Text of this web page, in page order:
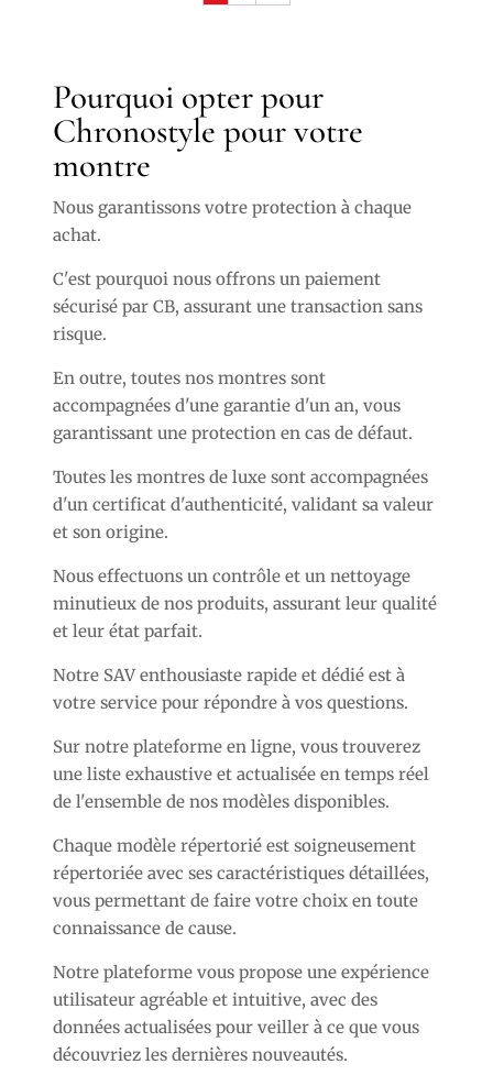
Pourquoi opter pour
Chronostyle pour votre
montre
Nous garantissons votre protection à chaque
achat.
C'est pourquoi nous offrons un paiement
sécurisé par CB, assurant une transaction sans
risque.
En outre, toutes nos montres sont
accompagnées d'une garantie d'un an, vous
garantissant une protection en cas de défaut.
Toutes les montres de luxe sont accompagnées
d'un certificat d'authenticité, validant sa valeur
et son origine.
Nous effectuons un contrôle et un nettoyage
minutieux de nos produits, assurant leur qualité
et leur état parfait.
Notre SAV enthousiaste rapide et dédié est à
votre service pour répondre à vos questions.
Sur notre plateforme en ligne, vous trouverez
une liste exhaustive et actualisée en temps réel
de l'ensemble de nos modèles disponibles.
Chaque modèle répertorié est soigneusement
répertoriée avec ses caractéristiques détaillées,
vous permettant de faire votre choix en toute
connaissance de cause.
Notre plateforme vous propose une expérience
utilisateur agréable et intuitive, avec des
données actualisées pour veiller à ce que vous
découvriez les dernières nouveautés.